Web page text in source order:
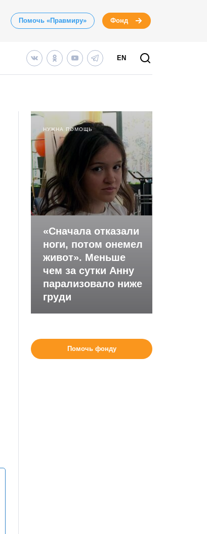
Помочь «Правмиру» Фонд
EN
НУЖНА ПОМОЩЬ
«Сначала отказали
ноги, потом онемел
живот». Меньше
чем за сутки Анну
парализовало ниже
груди
Помочь фонду